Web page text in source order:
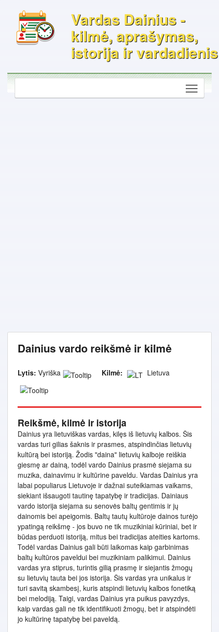
Vardas Dainius -
kilmė, aprašymas,
istorija ir vardadienis
Dainius vardo reikšmė ir kilmė
Lytis: Vyriška Kilmė: Lietuva
Reikšmė, kilmė ir istorija
Dainius yra lietuviškas vardas, kilęs iš lietuvių kalbos. Šis
vardas turi gilias šaknis ir prasmes, atspindinčias lietuvių
kultūrą bei istoriją. Žodis "daina" lietuvių kalboje reiškia
giesmę ar dainą, todėl vardo Dainius prasmė siejama su
muzika, dainavimu ir kultūrine paveldu. Vardas Dainius yra
labai populiarus Lietuvoje ir dažnai suteikiamas vaikams,
siekiant išsaugoti tautinę tapatybę ir tradicijas. Dainiaus
vardo istorija siejama su senovės baltų gentimis ir jų
dainomis bei apeigomis. Baltų tautų kultūroje dainos turėjo
ypatingą reikšmę - jos buvo ne tik muzikiniai kūriniai, bet ir
būdas perduoti istoriją, mitus bei tradicijas ateities kartoms.
Todėl vardas Dainius gali būti laikomas kaip garbinimas
baltų kultūros paveldui bei muzikiniam palikimui. Dainius
vardas yra stiprus, turintis gilią prasmę ir siejantis žmogų
su lietuvių tauta bei jos istorija. Šis vardas yra unikalus ir
turi savitą skambesį, kuris atspindi lietuvių kalbos fonetiką
bei melodiją. Taigi, vardas Dainius yra puikus pavyzdys,
kaip vardas gali ne tik identifikuoti žmogų, bet ir atspindėti
jo kultūrinę tapatybę bei paveldą.